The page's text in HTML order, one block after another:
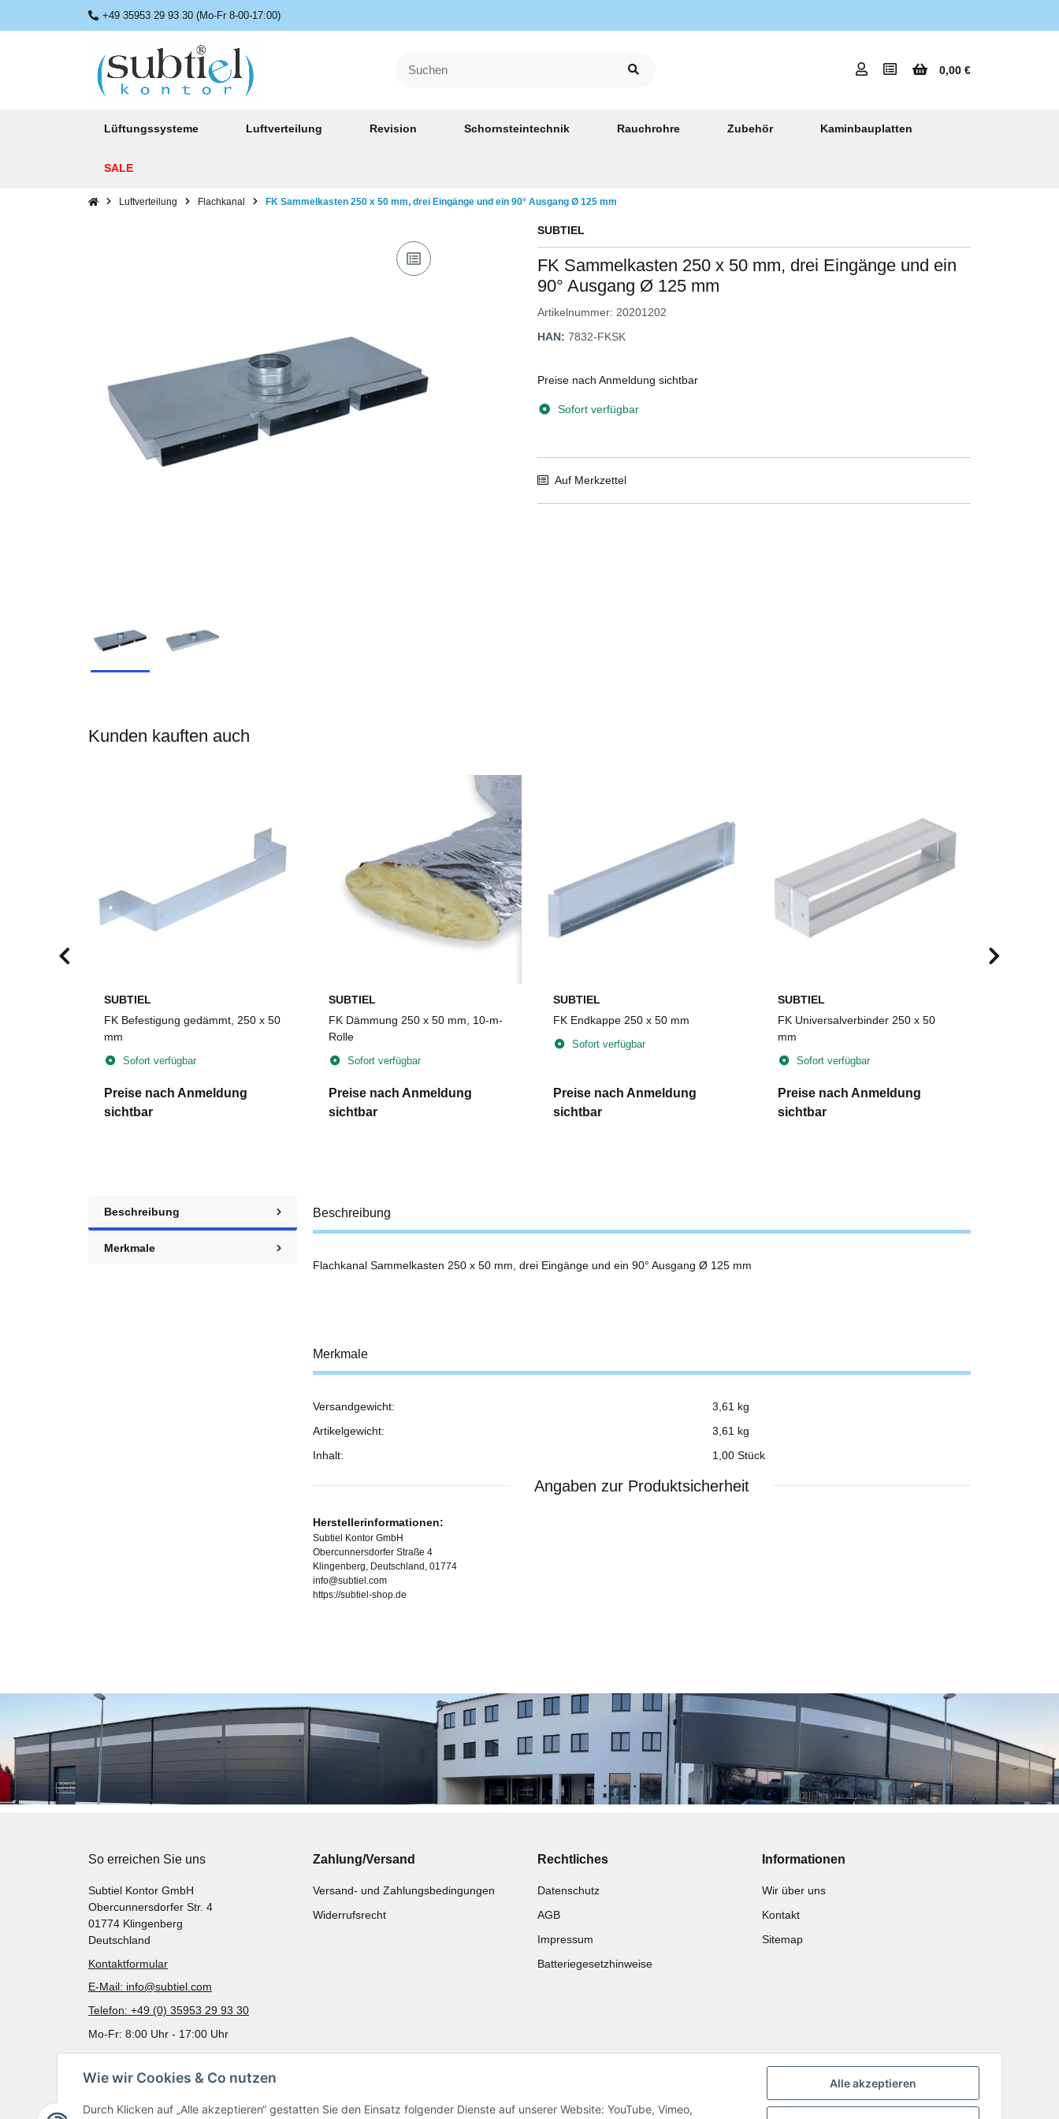
Alle akzeptieren
Wie wir Cookies & Co nutzen
Durch Klicken auf „Alle akzeptieren“ gestatten Sie den Einsatz folgender Dienste auf unserer Website: YouTube, Vimeo,
+49 35953 29 93 30 (Mo-Fr 8-00-17:00)
0,00 €
Lüftungssysteme Luftverteilung Revision Schornsteintechnik Rauchrohre Zubehör Kaminbauplatten
SALE
Luftverteilung Flachkanal FK Sammelkasten 250 x 50 mm, drei Eingänge und ein 90° Ausgang Ø 125 mm
SUBTIEL
FK Sammelkasten 250 x 50 mm, drei Eingänge und ein
90° Ausgang Ø 125 mm
Artikelnummer: 20201202
HAN: 7832-FKSK
Preise nach Anmeldung sichtbar
Sofort verfügbar
Auf Merkzettel
Kunden kauften auch
SUBTIEL
FK Befestigung gedämmt, 250 x 50
mm
Sofort verfügbar
Preise nach Anmeldung
sichtbar
SUBTIEL
FK Dämmung 250 x 50 mm, 10-m-
Rolle
Sofort verfügbar
Preise nach Anmeldung
sichtbar
SUBTIEL
FK Endkappe 250 x 50 mm
Sofort verfügbar
Preise nach Anmeldung
sichtbar
SUBTIEL
FK Universalverbinder 250 x 50
mm
Sofort verfügbar
Preise nach Anmeldung
sichtbar
Beschreibung
Merkmale
Beschreibung
Flachkanal Sammelkasten 250 x 50 mm, drei Eingänge und ein 90° Ausgang Ø 125 mm
Merkmale
Produkteigenschaft
Wert
Versandgewicht:
3,61 kg
Artikelgewicht:
3,61 kg
Inhalt:
1,00 Stück
Angaben zur Produktsicherheit
Herstellerinformationen:
Subtiel Kontor GmbH
Obercunnersdorfer Straße 4
Klingenberg, Deutschland, 01774
info@subtiel.com
https://subtiel-shop.de
So erreichen Sie uns
Subtiel Kontor GmbH
Obercunnersdorfer Str. 4
01774 Klingenberg
Deutschland
Kontaktformular
E-Mail: info@subtiel.com
Telefon: +49 (0) 35953 29 93 30
Mo-Fr: 8:00 Uhr - 17:00 Uhr
Zahlung/Versand
Versand- und Zahlungsbedingungen
Widerrufsrecht
Rechtliches
Datenschutz
AGB
Impressum
Batteriegesetzhinweise
Informationen
Wir über uns
Kontakt
Sitemap
Zur Schnellbestellung Preisliste anschauen